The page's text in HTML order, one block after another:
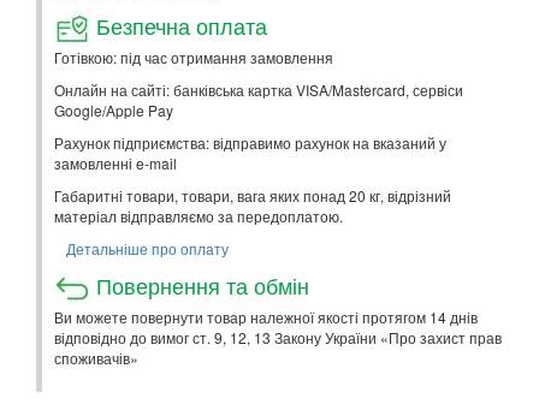
Безпечна оплата
Готівкою: під час отримання замовлення
Онлайн на сайті: банківська картка VISA/Mastercard, сервіси
Google/Apple Pay
Рахунок підприємства: відправимо рахунок на вказаний у
замовленні e-mail
Габаритні товари, товари, вага яких понад 20 кг, відрізний
матеріал відправляємо за передоплатою.
Детальніше про оплату
Повернення та обмін
Ви можете повернути товар належної якості протягом 14 днів
відповідно до вимог ст. 9, 12, 13 Закону України «Про захист прав
споживачів»